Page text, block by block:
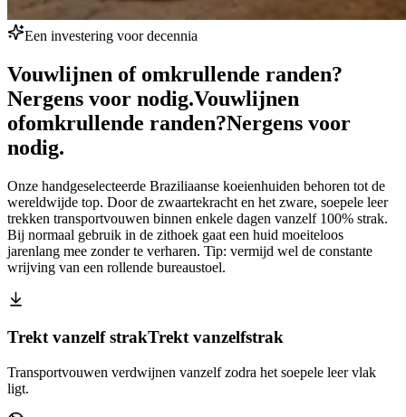
Een investering voor decennia
Vouwlijnen of omkrullende randen?
Nergens voor nodig.Vouwlijnen
ofomkrullende randen?Nergens voor
nodig.
Onze handgeselecteerde Braziliaanse koeienhuiden behoren tot de
wereldwijde top. Door de zwaartekracht en het zware, soepele leer
trekken transportvouwen binnen enkele dagen vanzelf 100% strak.
Bij normaal gebruik in de zithoek gaat een huid moeiteloos
jarenlang mee zonder te verharen. Tip: vermijd wel de constante
wrijving van een rollende bureaustoel.
Trekt vanzelf strakTrekt vanzelfstrak
Transportvouwen verdwijnen vanzelf zodra het soepele leer vlak
ligt.